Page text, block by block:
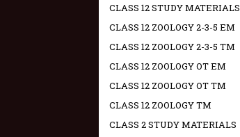
CLASS 12 STUDY MATERIALS
CLASS 12 ZOOLOGY 2-3-5 EM
CLASS 12 ZOOLOGY 2-3-5 TM
CLASS 12 ZOOLOGY OT EM
CLASS 12 ZOOLOGY OT TM
CLASS 12 ZOOLOGY TM
CLASS 2 STUDY MATERIALS